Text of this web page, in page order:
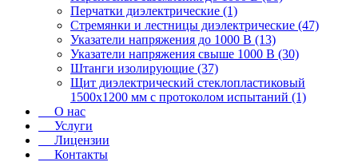
Перчатки диэлектрические (1)
Стремянки и лестницы диэлектрические (47)
Указатели напряжения до 1000 В (13)
Указатели напряжения свыше 1000 В (30)
Штанги изолирующие (37)
Щит диэлектрический стеклопластиковый
1500х1200 мм с протоколом испытаний (1)
О нас
Услуги
Лицензии
Контакты